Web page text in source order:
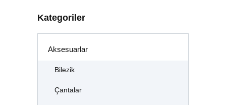
Kategoriler
Aksesuarlar
Bilezik
Çantalar